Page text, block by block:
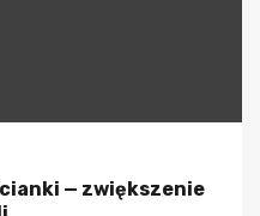
— zwiększenie